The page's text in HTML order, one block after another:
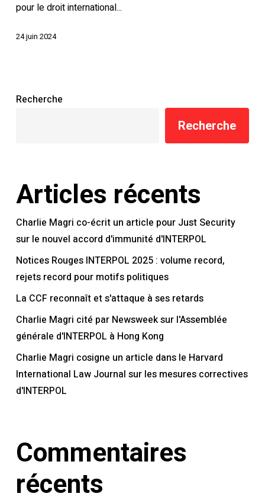
y
pour le droit international...
24 juin 2024
Recherche
Recherche
Articles récents
Charlie Magri co-écrit un article pour Just Security
sur le nouvel accord d'immunité d'INTERPOL
Notices Rouges INTERPOL 2025 : volume record,
rejets record pour motifs politiques
La CCF reconnaît et s'attaque à ses retards
Charlie Magri cité par Newsweek sur l'Assemblée
générale d'INTERPOL à Hong Kong
Charlie Magri cosigne un article dans le Harvard
International Law Journal sur les mesures correctives
d'INTERPOL
Commentaires
récents